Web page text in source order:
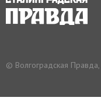
© Волгоградская